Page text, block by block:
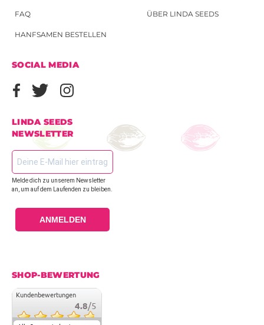
FAQ
HANFSAMEN BESTELLEN
ÜBER LINDA SEEDS
SOCIAL MEDIA
LINDA SEEDS
NEWSLETTER
Melde dich zu unserem Newsletter
an, um auf dem Laufenden zu bleiben.
ANMELDEN
SHOP-BEWERTUNG
Kundenbewertungen
4.8/5